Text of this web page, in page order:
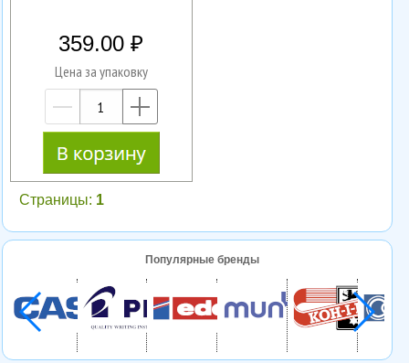
359.00
Цена за упаковку
—
Страницы: 1
Популярные бренды